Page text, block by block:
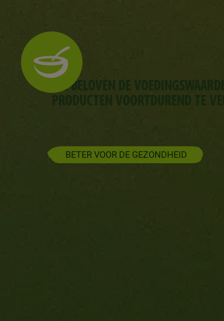
WE BELOVEN DE
PRODUCTEN VOORTDUREND TE
BETER VOOR DE GEZONDHEID